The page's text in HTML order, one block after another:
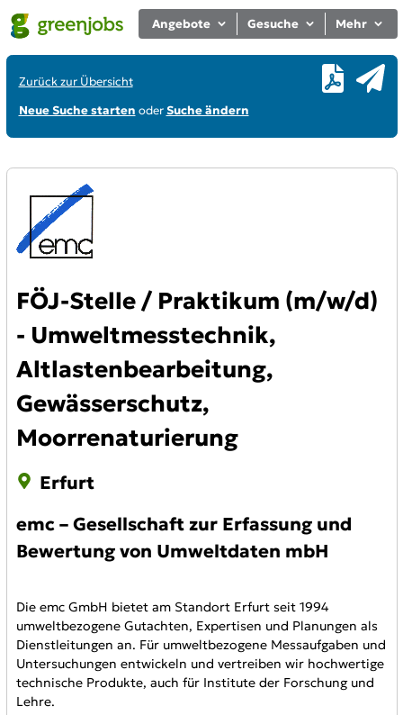
Angebote Gesuche Mehr
Zurück zur Übersicht
Neue Suche starten oderSuche ändern
FÖJ-Stelle / Praktikum (m/w/d)
- Umweltmesstechnik,
Altlastenbearbeitung,
Gewässerschutz,
Moorrenaturierung
Erfurt
emc – Gesellschaft zur Erfassung und
Bewertung von Umweltdaten mbH
Die emc GmbH bietet am Standort Erfurt seit 1994
umweltbezogene Gutachten, Expertisen und Planungen als
Dienstleitungen an. Für umweltbezogene Messaufgaben und
Untersuchungen entwickeln und vertreiben wir hochwertige
technische Produkte, auch für Institute der Forschung und
Lehre.